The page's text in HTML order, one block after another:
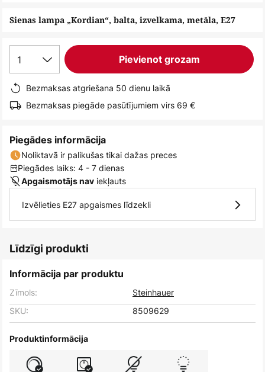
Sienas lampa „Kordian“, balta, izvelkama, metāla, E27
1 Pievienot grozam
Bezmaksas atgriešana 50 dienu laikā
Bezmaksas piegāde pasūtījumiem virs 69 €
Piegādes informācija
Noliktavā ir palikušas tikai dažas preces
Piegādes laiks: 4 - 7 dienas
Apgaismotājs nav iekļauts
Izvēlieties E27 apgaismes līdzekli
Līdzīgi produkti
Informācija par produktu
Zīmols:
Steinhauer
SKU:
8509629
Produktinformācija